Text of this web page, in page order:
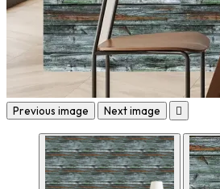
Previous image Next image 